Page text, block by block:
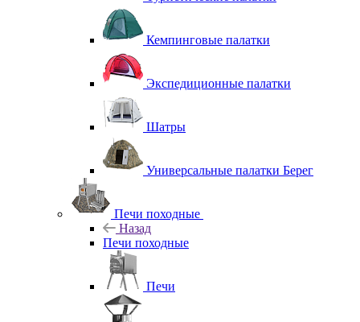
Кемпинговые палатки
Экспедиционные палатки
Шатры
Универсальные палатки Берег
Печи походные
Назад
Печи походные
Печи